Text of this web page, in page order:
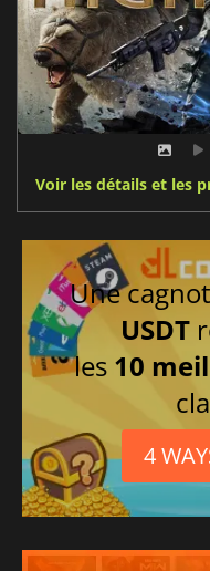
Voir les détails et les
Une
USDT
les 10
4